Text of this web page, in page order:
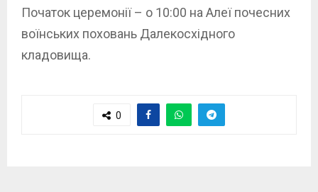
Початок церемонії – о 10:00 на Алеї почесних
воїнських поховань Далекосхідного
кладовища.
0